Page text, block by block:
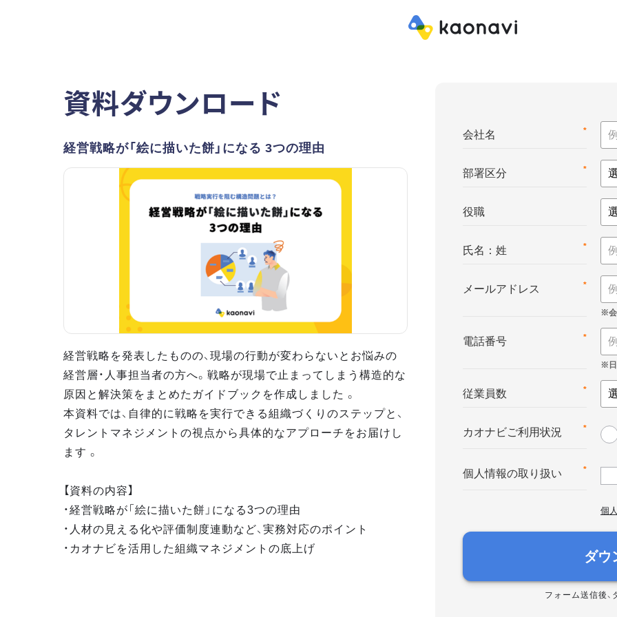
資料ダウンロード
経営戦略が「絵に描いた餅」になる 3つの理由
経営戦略を発表したものの、現場の行動が変わらないとお悩みの
経営層・人事担当者の方へ。戦略が現場で止まってしまう構造的な
原因と解決策をまとめたガイドブックを作成しました 。
本資料では、自律的に戦略を実行できる組織づくりのステップと、
タレントマネジメントの視点から具体的なアプローチをお届けし
ます 。
【資料の内容】
・経営戦略が「絵に描いた餅」になる3つの理由
・人材の見える化や評価制度連動など、実務対応のポイント
・カオナビを活用した組織マネジメントの底上げ
*
会社名
*
部署区分
役職
*
氏名：姓
*
メールアドレス
*
電話番号
*
従業員数
*
カオナビご利用状況
*
個人情報の取り扱い
個
ダウ
フォーム送信後